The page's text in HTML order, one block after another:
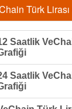
Türk
Saatlik
Saatlik